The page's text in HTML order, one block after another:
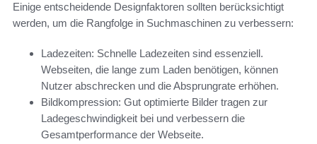
Einige entscheidende Designfaktoren sollten berücksichtigt
werden, um die Rangfolge in Suchmaschinen zu verbessern:
Ladezeiten: Schnelle Ladezeiten sind essenziell.
Webseiten, die lange zum Laden benötigen, können
Nutzer abschrecken und die Absprungrate erhöhen.
Bildkompression: Gut optimierte Bilder tragen zur
Ladegeschwindigkeit bei und verbessern die
Gesamtperformance der Webseite.